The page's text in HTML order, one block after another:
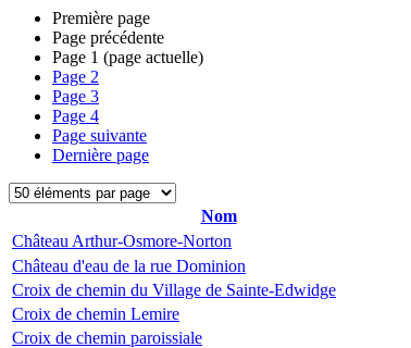
Première page
Page précédente
Page 1 (page actuelle)
Page 2
Page 3
Page 4
Page suivante
Dernière page
Nom
Château Arthur-Osmore-Norton
Château d'eau de la rue Dominion
Croix de chemin du Village de Sainte-Edwidge
Croix de chemin Lemire
Croix de chemin paroissiale